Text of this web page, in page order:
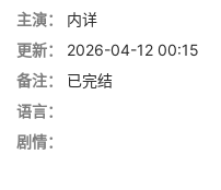
主演：
内详
更新：
2026-04-12 00:15
备注：
已完结
语言：
剧情：